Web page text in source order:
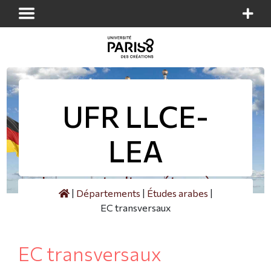
Panneau de gestion des cookies
UFR LLCE-
LEA
Langues et cultures étrangères
| Départements | Études arabes |
EC transversaux
EC transversaux